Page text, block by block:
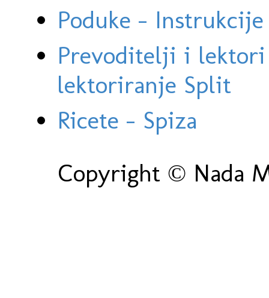
Poduke -
Prevoditelji i
lektoriranje Split
Ricete - Spiza
Copyright © Nada